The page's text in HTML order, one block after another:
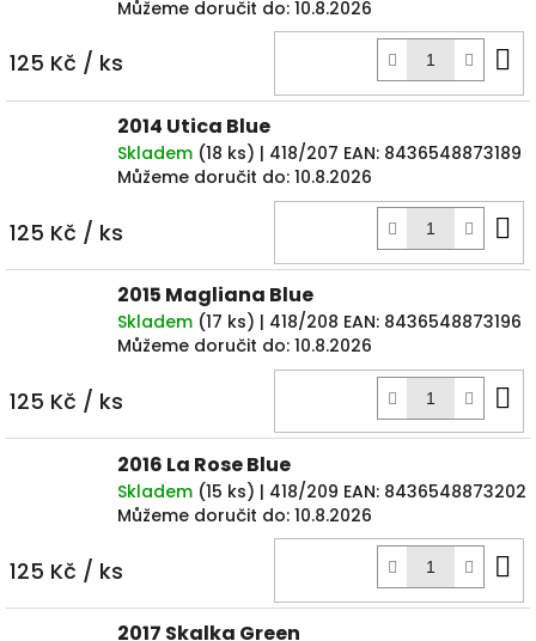
Můžeme doručit do: 10.8.2026
125 Kč / ks
2014 Utica Blue
Skladem (18 ks) | 418/207 EAN: 8436548873189
Můžeme doručit do: 10.8.2026
125 Kč / ks
2015 Magliana Blue
Skladem (17 ks) | 418/208 EAN: 8436548873196
Můžeme doručit do: 10.8.2026
125 Kč / ks
2016 La Rose Blue
Skladem (15 ks) | 418/209 EAN: 8436548873202
Můžeme doručit do: 10.8.2026
125 Kč / ks
2017 Skalka Green